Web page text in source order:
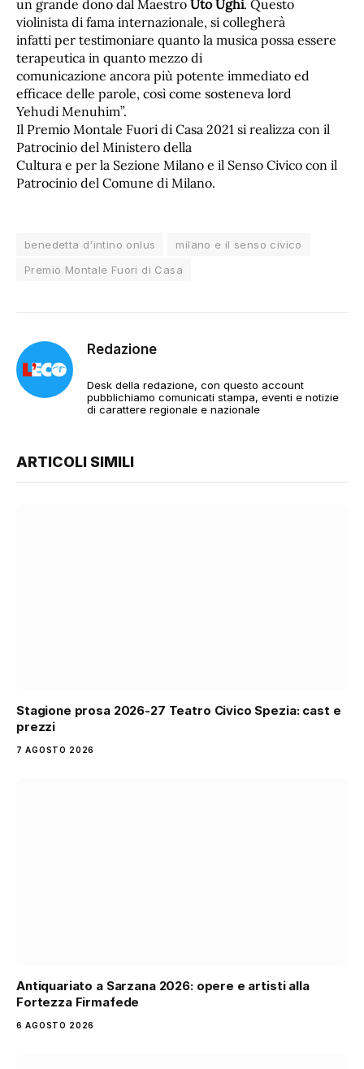
un grande dono dal Maestro Uto Ughi. Questo
violinista di fama internazionale, si collegherà
infatti per testimoniare quanto la musica possa essere
terapeutica in quanto mezzo di
comunicazione ancora più potente immediato ed
efficace delle parole, così come sosteneva lord
Yehudi Menuhim”.
Il Premio Montale Fuori di Casa 2021 si realizza con il
Patrocinio del Ministero della
Cultura e per la Sezione Milano e il Senso Civico con il
Patrocinio del Comune di Milano.
benedetta d'intino onlus
milano e il senso civico
Premio Montale Fuori di Casa
Redazione
Desk della redazione, con questo account
pubblichiamo comunicati stampa, eventi e notizie
di carattere regionale e nazionale
ARTICOLI SIMILI
Stagione prosa 2026-27 Teatro Civico Spezia: cast e
prezzi
7 AGOSTO 2026
Antiquariato a Sarzana 2026: opere e artisti alla
Fortezza Firmafede
6 AGOSTO 2026